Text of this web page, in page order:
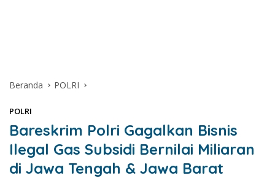
Beranda POLRI
POLRI
Bareskrim Polri Gagalkan Bisnis
Ilegal Gas Subsidi Bernilai Miliaran
di Jawa Tengah & Jawa Barat